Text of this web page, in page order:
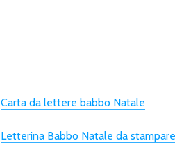
Carta da lettere babbo Natale
Letterina Babbo Natale da stampare